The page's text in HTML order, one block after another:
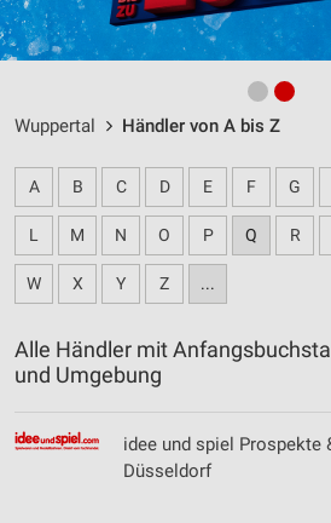
Wuppertal Händler von A bis Z
A B C D E F G
L M N O P Q R
W X Y Z ...
Alle Händler mit
und Umgebung
idee und spiel Prospekte
Düsseldorf